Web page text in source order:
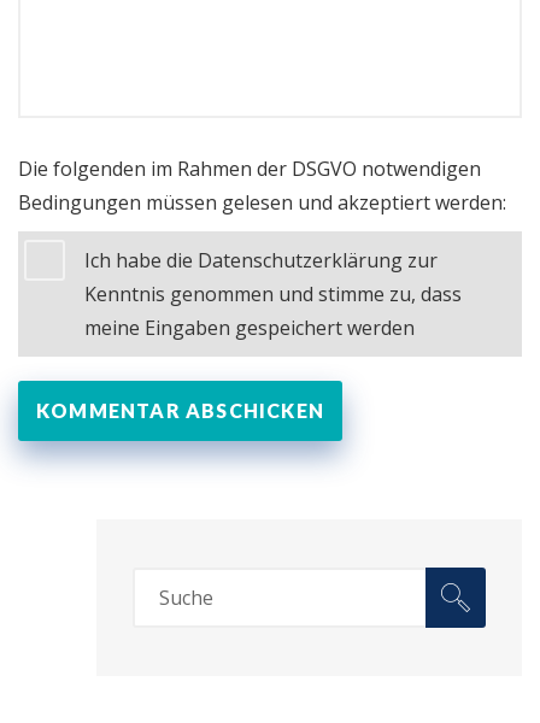
Die folgenden im Rahmen der DSGVO notwendigen
Bedingungen müssen gelesen und akzeptiert werden:
Ich habe die Datenschutzerklärung zur
Kenntnis genommen und stimme zu, dass
meine Eingaben gespeichert werden